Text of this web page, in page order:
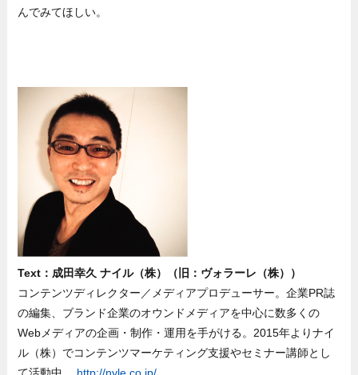
んでみてほしい。
Text：成田幸久 ナイル（株）（旧：ヴォラーレ（株））
コンテンツディレクター／メディアプロデューサー。企業PR誌
の編集、ブランド企業のオウンドメディアを中心に数多くの
Webメディアの企画・制作・運用を手がける。2015年よりナイ
ル（株）でコンテンツマーケティング支援やセミナー講師とし